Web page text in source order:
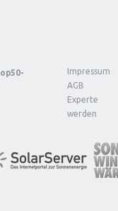
Impressum
AGB
Experte
werden